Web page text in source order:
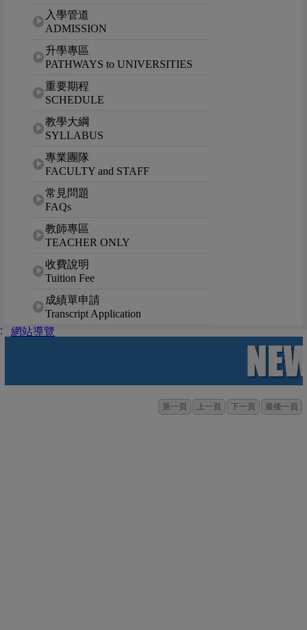
入學管道
ADMISSION
升學專區
PATHWAYS to UNIVERSITIES
重要期程
SCHEDULE
教學大綱
SYLLABUS
專業團隊
FACULTY and STAFF
常見問題
FAQs
教師專區
TEACHER ONLY
收費說明
Tuition Fee
成績單申請
Transcript Application
網站導覽
第一頁 上一頁 下一頁 最後一頁